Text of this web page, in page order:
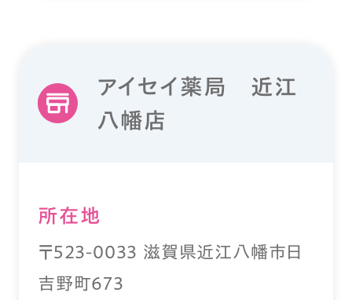
アイセイ薬局 近江
八幡店
所在地
〒523-0033 滋賀県近江八幡市日
吉野町673